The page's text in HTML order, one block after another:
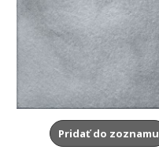
Pridať do zoznamu